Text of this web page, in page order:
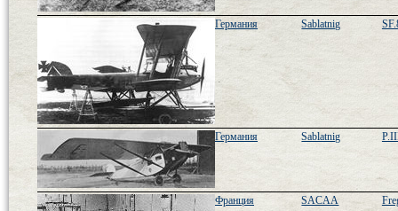
Германия Sablatnig
Германия Sablatnig
Франция SACAA